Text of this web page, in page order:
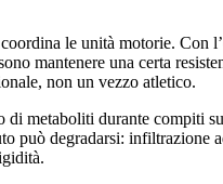
le unità motorie. Con
mantenere una certa
non un vezzo atletico.
metaboliti durante compiti
può degradarsi: infiltrazione